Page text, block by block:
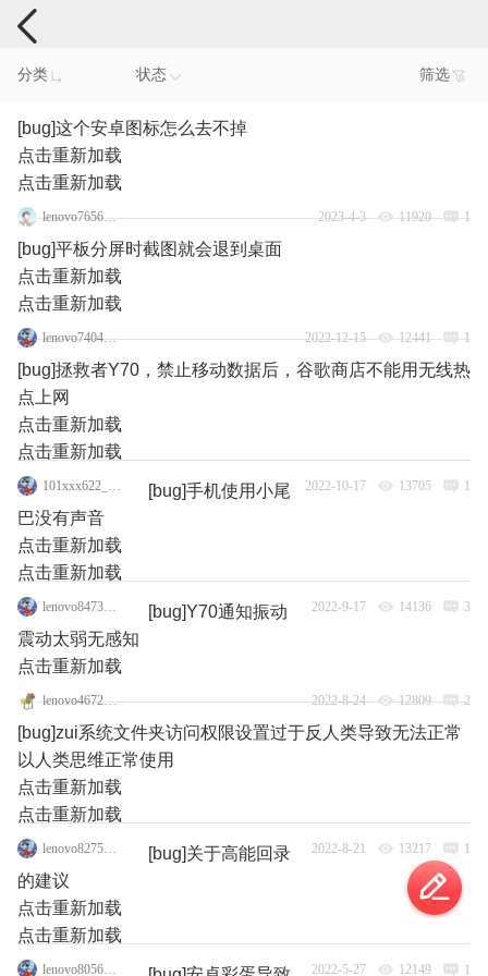
手机反馈
分类 状态 筛选
[bug]这个安卓图标怎么去不掉
点击重新加载
点击重新加载
lenovo76567557 2023-4-3 11920 1
[bug]平板分屏时截图就会退到桌面
点击重新加载
点击重新加载
lenovo74048219 2022-12-15 12441 1
[bug]拯救者Y70，禁止移动数据后，谷歌商店不能用无线热
点上网
点击重新加载
点击重新加载
101xxx622_5193 2022-10-17 13705 1
[bug]手机使用小尾
巴没有声音
点击重新加载
点击重新加载
lenovo84735762 2022-9-17 14136 3
[bug]Y70通知振动
震动太弱无感知
点击重新加载
lenovo46725866 2022-8-24 12809 2
[bug]zui系统文件夹访问权限设置过于反人类导致无法正常
以人类思维正常使用
点击重新加载
点击重新加载
lenovo82755714 2022-8-21 13217 1
[bug]关于高能回录
的建议
点击重新加载
点击重新加载
lenovo80566536 2022-5-27 12149 1